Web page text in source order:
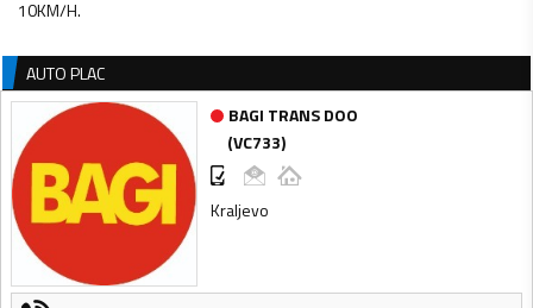
AUTO PLAC
BAGI TRANS DOO
(VC733)
Kraljevo